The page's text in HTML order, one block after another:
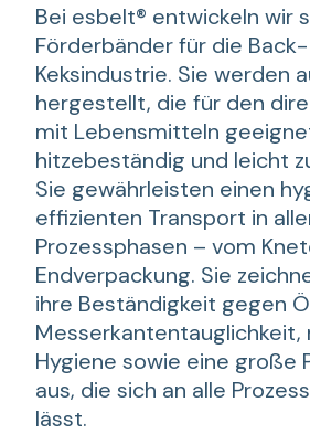
Bei esbelt® entwickeln wir
Förderbänder für die
Keksindustrie. Sie werden
hergestellt, die für den
mit Lebensmitteln
hitzebeständig und leicht
Sie gewährleisten einen
effizienten Transport in
Prozessphasen – vom
Endverpackung. Sie
ihre Beständigkeit gegen
Messerkantentauglichkeit,
Hygiene sowie eine große
aus, die sich an alle
lässt.